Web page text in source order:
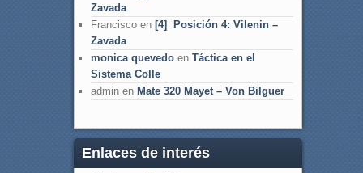
Zavada
Franciscoen [4] Posición 4: Vilenin –
Zavada
monica quevedoen Táctica en el
Sistema Colle
adminen Mate 320 Mayet – Von Bilguer
Enlaces de interés